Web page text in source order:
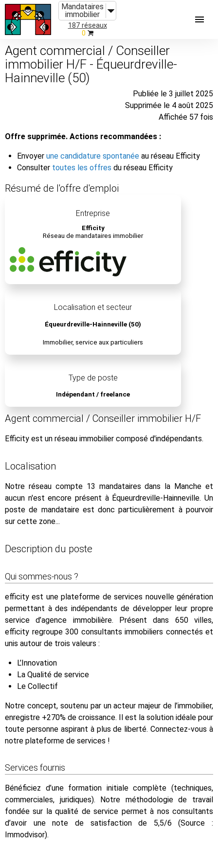
Mandataires
immobilier
187 réseaux
0
Agent commercial / Conseiller
immobilier H/F - Équeurdreville-
Hainneville (50)
Publiée le 3 juillet 2025
Supprimée le 4 août 2025
Affichée 57 fois
Offre supprimée. Actions recommandées :
Envoyer une candidature spontanée au réseau Efficity
Consulter toutes les offres du réseau Efficity
Résumé de l'offre d'emploi
Entreprise
Efficity
Réseau de mandataires immobilier
Localisation et secteur
Équeurdreville-Hainneville (50)
Immobilier, service aux particuliers
Type de poste
Indépendant / freelance
Agent commercial / Conseiller immobilier H/F
Efficity est un réseau immobilier composé d'indépendants.
Localisation
Notre réseau compte 13 mandataires dans la Manche et
aucun n'est encore présent à Équeurdreville-Hainneville. Un
poste de mandataire est donc particulièrement à pourvoir
sur cette zone...
Description du poste
Qui sommes-nous ?
efficity est une plateforme de services nouvelle génération
permettant à des indépendants de développer leur propre
service d’agence immobilière. Présent dans 650 villes,
efficity regroupe 300 consultants immobiliers connectés et
unis autour de trois valeurs :
L’Innovation
La Qualité de service
Le Collectif
Notre concept, soutenu par un acteur majeur de l’immobilier,
enregistre +270% de croissance. Il est la solution idéale pour
toute personne aspirant à plus de liberté. Connectez-vous à
notre plateforme de services !
Services fournis
Bénéficiez d’une formation initiale complète (techniques,
commerciales, juridiques). Notre méthodologie de travail
fondée sur la qualité de service permet à nos consultants
d’avoir une note de satisfaction de 5,5/6 (Source :
Immodvisor).